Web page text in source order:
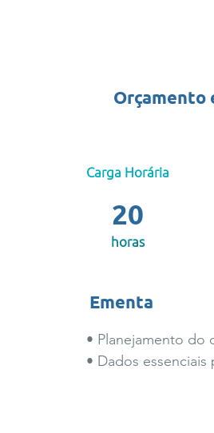
Orçamento
Carga Horária
20
horas
Ementa
• Planejamento do
• Dados